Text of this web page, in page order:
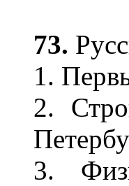
73.
1.
2.
3.